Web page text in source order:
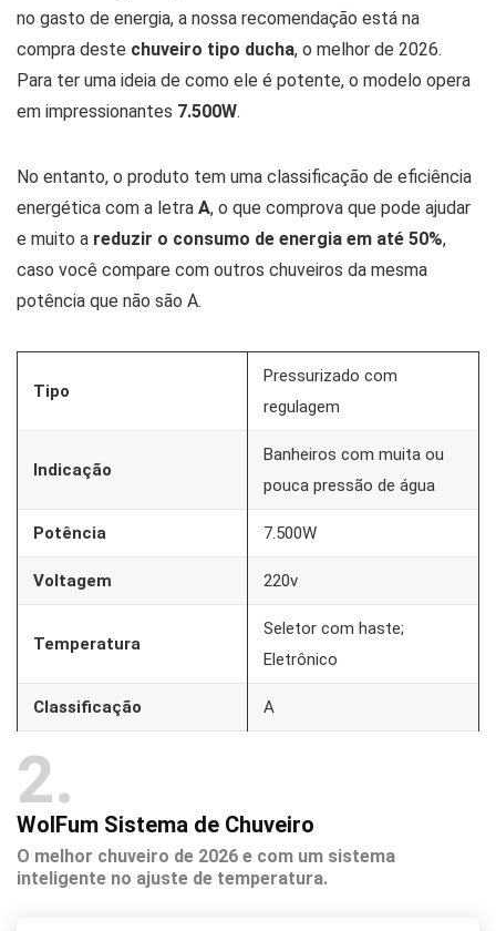
no gasto de energia, a nossa recomendação está na
compra deste chuveiro tipo ducha, o melhor de 2026.
Para ter uma ideia de como ele é potente, o modelo opera
em impressionantes 7.500W.
No entanto, o produto tem uma classificação de eficiência
energética com a letra A, o que comprova que pode ajudar
e muito a reduzir o consumo de energia em até 50%,
caso você compare com outros chuveiros da mesma
potência que não são A.
Tipo
Pressurizado com
regulagem
Indicação
Banheiros com muita ou
pouca pressão de água
Potência 7.500W
Voltagem 220v
Temperatura
Seletor com haste;
Eletrônico
Classificação A
2
WolFum Sistema de Chuveiro
O melhor chuveiro de 2026 e com um sistema
inteligente no ajuste de temperatura.